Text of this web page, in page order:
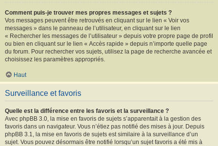
Comment puis-je trouver mes propres messages et sujets ?
Vos messages peuvent être retrouvés en cliquant sur le lien « Voir vos
messages » dans le panneau de l’utilisateur, en cliquant sur le lien
« Rechercher les messages de l’utilisateur » depuis votre propre page de profil
ou bien en cliquant sur le lien « Accès rapide » depuis n’importe quelle page
du forum. Pour rechercher vos sujets, utilisez la page de recherche avancée et
choisissez les paramètres appropriés.
Haut
Surveillance et favoris
Quelle est la différence entre les favoris et la surveillance ?
Avec phpBB 3.0, la mise en favoris de sujets s’apparentait à la gestion des
favoris dans un navigateur. Vous n’étiez pas notifié des mises à jour. Depuis
phpBB 3.1, la mise en favoris de sujets est similaire à la surveillance d’un
sujet. Vous pouvez désormais être notifié lorsqu’un sujet favoris a été mis à